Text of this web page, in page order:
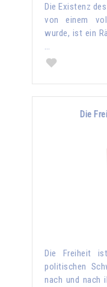
Die Existenz
von einem
wurde, ist ein
…
Die
Die Freiheit
politischen
nach und nach